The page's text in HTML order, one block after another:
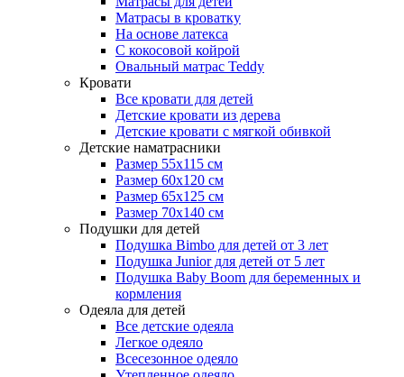
Матрасы в кроватку
На основе латекса
С кокосовой койрой
Овальный матрас Teddy
Кровати
Все кровати для детей
Детские кровати из дерева
Детские кровати с мягкой обивкой
Детские наматрасники
Размер 55x115 см
Размер 60x120 см
Размер 65x125 см
Размер 70x140 см
Подушки для детей
Подушка Bimbo для детей от 3 лет
Подушка Junior для детей от 5 лет
Подушка Baby Boom для беременных и
кормления
Одеяла для детей
Все детские одеяла
Легкое одеяло
Всесезонное одеяло